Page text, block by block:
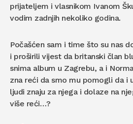
prijateljem i vlasnikom Ivanom
vodim zadnjih nekoliko godina.
Počašćen sam i time što su nas
i proširili vijest da britanski član
snima album u Zagrebu, a i
zna reći da smo mu pomogli da i
ljudi znaju za njega i dolaze na
više reći…?